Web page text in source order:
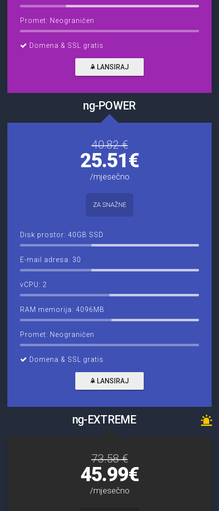
Promet: Neograničen
Domena & SSL gratis
LANSIRAJ
ng-POWER
40.82 €
25.51€
/mjesečno
ZA SNAŽNE
Disk prostor: 40GB SSD
E-mail adresa: 30
vCPU: 2
RAM memorija: 4096MB
Promet: Neograničen
Domena & SSL gratis
LANSIRAJ
ng-EXTREME
73.58 €
45.99€
/mjesečno